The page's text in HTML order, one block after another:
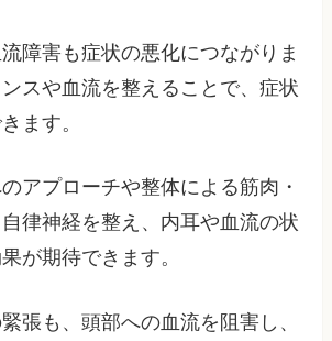
障害も症状の悪化につながりま
スや血流を整えることで、症状
ます。
アプローチや整体による筋肉・
律神経を整え、内耳や血流の状
が期待できます。
張も、頭部への血流を阻害し、